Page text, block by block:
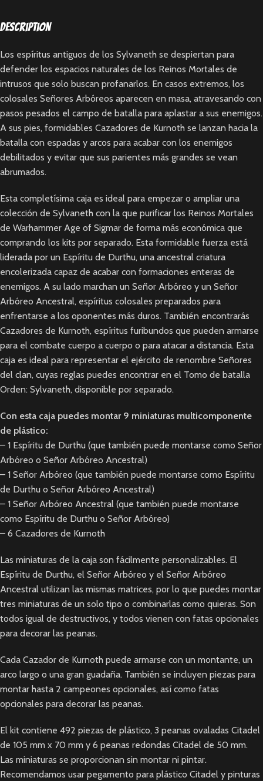
Description
Los espíritus antiguos de los Sylvaneth se despiertan para
defender los espacios naturales de los Reinos Mortales de
intrusos que solo buscan profanarlos. En casos extremos, los
colosales Señores Arbóreos aparecen en masa, atravesando con
pasos pesados el campo de batalla para aplastar a sus enemigos.
A sus pies, formidables Cazadores de Kurnoth se lanzan hacia la
batalla con espadas y arcos para acabar con los enemigos
debilitados y evitar que sus parientes más grandes se vean
abrumados.
Esta completísima caja es ideal para empezar o ampliar una
colección de Sylvaneth con la que purificar los Reinos Mortales
de Warhammer Age of Sigmar de forma más económica que
comprando los kits por separado. Esta formidable fuerza está
liderada por un Espíritu de Durthu, una ancestral criatura
encolerizada capaz de acabar con formaciones enteras de
enemigos. A su lado marchan un Señor Arbóreo y un Señor
Arbóreo Ancestral, espíritus colosales preparados para
enfrentarse a los oponentes más duros. También encontrarás
Cazadores de Kurnoth, espíritus furibundos que pueden armarse
para el combate cuerpo a cuerpo o para atacar a distancia. Esta
caja es ideal para representar el ejército de renombre Señores
del clan, cuyas reglas puedes encontrar en el Tomo de batalla
Orden: Sylvaneth, disponible por separado.
Con esta caja puedes montar 9 miniaturas multicomponente
de plástico:
– 1 Espíritu de Durthu (que también puede montarse como Señor
Arbóreo o Señor Arbóreo Ancestral)
– 1 Señor Arbóreo (que también puede montarse como Espíritu
de Durthu o Señor Arbóreo Ancestral)
– 1 Señor Arbóreo Ancestral (que también puede montarse
como Espíritu de Durthu o Señor Arbóreo)
– 6 Cazadores de Kurnoth
Las miniaturas de la caja son fácilmente personalizables. El
Espíritu de Durthu, el Señor Arbóreo y el Señor Arbóreo
Ancestral utilizan las mismas matrices, por lo que puedes montar
tres miniaturas de un solo tipo o combinarlas como quieras. Son
todos igual de destructivos, y todos vienen con fatas opcionales
para decorar las peanas.
Cada Cazador de Kurnoth puede armarse con un montante, un
arco largo o una gran guadaña. También se incluyen piezas para
montar hasta 2 campeones opcionales, así como fatas
opcionales para decorar las peanas.
El kit contiene 492 piezas de plástico, 3 peanas ovaladas Citadel
de 105 mm x 70 mm y 6 peanas redondas Citadel de 50 mm.
Las miniaturas se proporcionan sin montar ni pintar.
Recomendamos usar pegamento para plástico Citadel y pinturas